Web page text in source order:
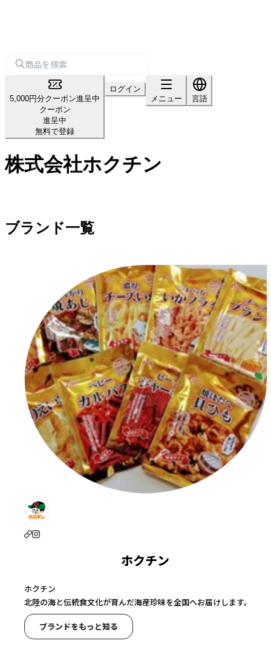
5,000円分クーポン進呈中
クーポン
進呈中
無料で登録
ログイン
メニュー
言語
株式会社ホクチン
ブランド一覧
ホクチン
ホクチン
北陸の海と伝統食文化が育んだ海産珍味を全国へお届けします。
ブランドをもっと知る